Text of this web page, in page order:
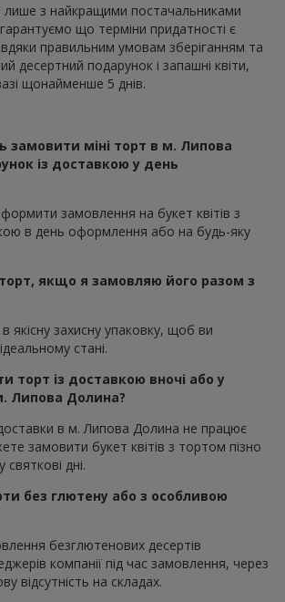
лише з найкращими постачальниками
що терміни придатності є
правильним умовам зберіганням та
десертний подарунок і запашні квіти,
щонайменше 5 днів.
замовити міні торт в м. Липова
із доставкою у день
замовлення на букет квітів з
в день оформлення або на будь-яку
якщо я замовляю його разом з
якісну захисну упаковку, щоб ви
стані.
торт із доставкою вночі або у
Липова Долина?
в м. Липова Долина не працює
замовити букет квітів з тортом пізно
дні.
без глютену або з особливою
безглютенових десертів
компанії під час замовлення, через
відсутність на складах.